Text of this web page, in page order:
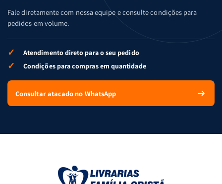
Fale diretamente com nossa equipe e consulte condições para
pedidos em volume.
✓ Atendimento direto para o seu pedido
✓ Condições para compras em quantidade
Consultar atacado no WhatsApp